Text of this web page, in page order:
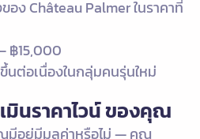
อง Château Palmer ในราคาที่
฿15,000
นต่อเนื่องในกลุ่มคนรุ่นใหม่
มินราคาไวน์ ของคุณ
มีอยู่มีมูลค่าหรือไม่ — คุณ